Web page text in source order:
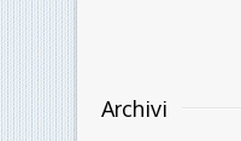
Archivi